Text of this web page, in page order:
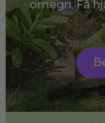
omegn. Få